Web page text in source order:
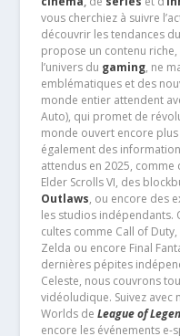
vous cherchiez à suivre
découvrir les tendances
propose un contenu
l’univers du gaming, ne
emblématiques et des
monde entier attendent
Auto), qui promet de
monde ouvert encore
également des
attendus en 2025,
Elder Scrolls VI, des
Outlaws, ou encore des
les studios indépendants.
cultes comme Call of Duty,
Zelda ou encore Final
dernières pépites
Celeste, nous couvrons
vidéoludique. Suivez avec
Worlds de League of
encore les événements e-